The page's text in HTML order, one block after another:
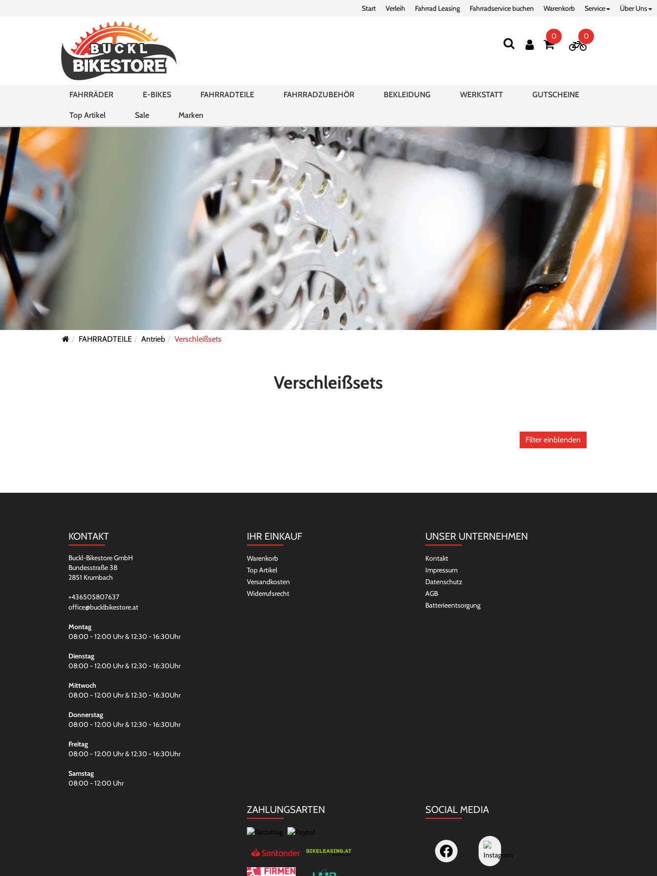
Start Verleih Fahrrad Leasing Fahrradservice buchen Warenkorb Service Über Uns
0 0
FAHRRÄDER E-BIKES FAHRRADTEILE FAHRRADZUBEHÖR BEKLEIDUNG WERKSTATT GUTSCHEINE
Top Artikel Sale Marken
FAHRRADTEILE Antrieb Verschleißsets
Verschleißsets
Filter einblenden
KONTAKT
Buckl-Bikestore GmbH
Bundesstraße 38
2851 Krumbach
+436505807637
office@bucklbikestore.at
Montag
08:00 - 12:00 Uhr & 12:30 - 16:30Uhr
Dienstag
08:00 - 12:00 Uhr & 12:30 - 16:30Uhr
Mittwoch
08:00 - 12:00 Uhr & 12:30 - 16:30Uhr
Donnerstag
08:00 - 12:00 Uhr & 12:30 - 16:30Uhr
Freitag
08:00 - 12:00 Uhr & 12:30 - 16:30Uhr
Samstag
08:00 - 12:00 Uhr
IHR EINKAUF
Warenkorb
Top Artikel
Versandkosten
Widerrufsrecht
UNSER UNTERNEHMEN
Kontakt
Impressum
Datenschutz
AGB
Batterieentsorgung
ZAHLUNGSARTEN SOCIAL MEDIA